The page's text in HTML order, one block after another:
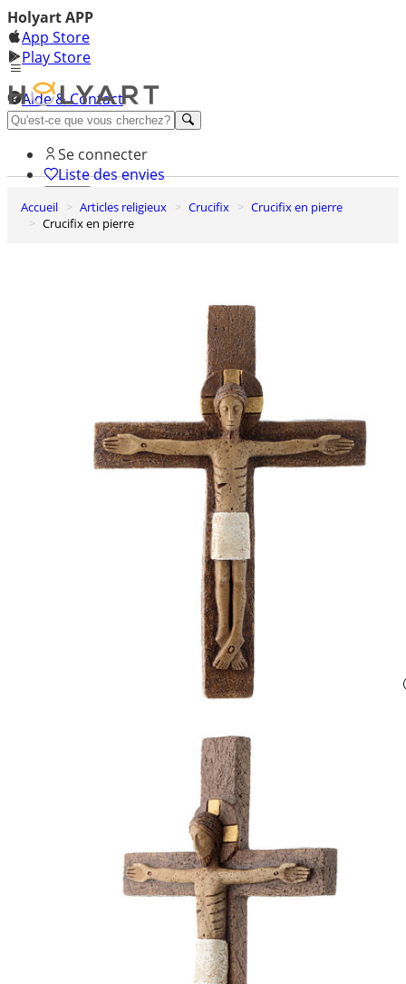
Holyart APP
App Store
Play Store
Aide & Contact
Découvrez Premium
Se connecter
Liste des envies
0
Panier
Accueil Articles religieux Crucifix
Crucifix en pierre
Crucifix en pierre